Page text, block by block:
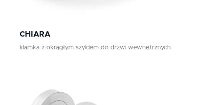
CHIARA
klamka z okrągłym szyldem do drzwi wewnętrznych